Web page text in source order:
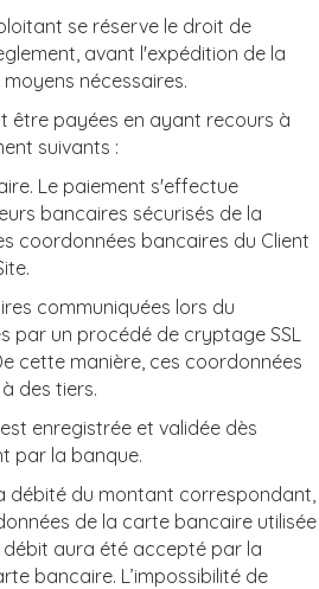
se réserve le droit de
avant l'expédition de la
nécessaires.
être payées en ayant recours à
suivants :
Le paiement s'effectue
bancaires sécurisés de la
coordonnées bancaires du Client
communiquées lors du
par un procédé de cryptage SSL
cette manière, ces coordonnées
des tiers.
enregistrée et validée dès
par la banque.
débité du montant correspondant,
de la carte bancaire utilisée
aura été accepté par la
bancaire. L’impossibilité de